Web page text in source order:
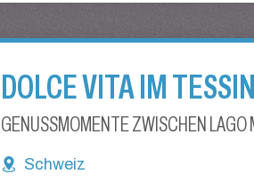
DOLCE VITA IM TESSIN
GENUSSMOMENTE ZWISCHEN LAGO
Schweiz